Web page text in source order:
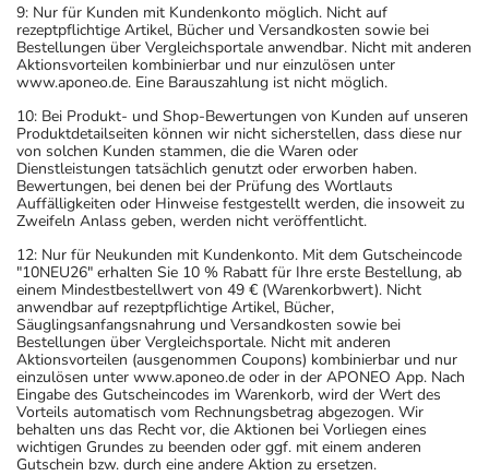
9: Nur für Kunden mit Kundenkonto möglich. Nicht auf
rezeptpflichtige Artikel, Bücher und Versandkosten sowie bei
Bestellungen über Vergleichsportale anwendbar. Nicht mit anderen
Aktionsvorteilen kombinierbar und nur einzulösen unter
www.aponeo.de. Eine Barauszahlung ist nicht möglich.
10: Bei Produkt- und Shop-Bewertungen von Kunden auf unseren
Produktdetailseiten können wir nicht sicherstellen, dass diese nur
von solchen Kunden stammen, die die Waren oder
Dienstleistungen tatsächlich genutzt oder erworben haben.
Bewertungen, bei denen bei der Prüfung des Wortlauts
Auffälligkeiten oder Hinweise festgestellt werden, die insoweit zu
Zweifeln Anlass geben, werden nicht veröffentlicht.
12: Nur für Neukunden mit Kundenkonto. Mit dem Gutscheincode
"10NEU26" erhalten Sie 10 % Rabatt für Ihre erste Bestellung, ab
einem Mindestbestellwert von 49 € (Warenkorbwert). Nicht
anwendbar auf rezeptpflichtige Artikel, Bücher,
Säuglingsanfangsnahrung und Versandkosten sowie bei
Bestellungen über Vergleichsportale. Nicht mit anderen
Aktionsvorteilen (ausgenommen Coupons) kombinierbar und nur
einzulösen unter www.aponeo.de oder in der APONEO App. Nach
Eingabe des Gutscheincodes im Warenkorb, wird der Wert des
Vorteils automatisch vom Rechnungsbetrag abgezogen. Wir
behalten uns das Recht vor, die Aktionen bei Vorliegen eines
wichtigen Grundes zu beenden oder ggf. mit einem anderen
Gutschein bzw. durch eine andere Aktion zu ersetzen.